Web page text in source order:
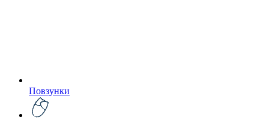
Повзунки